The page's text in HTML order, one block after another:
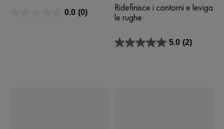
0.0 (0)
Ridefinisce i contorni e leviga
le rughe
5.0 (2)
5.0